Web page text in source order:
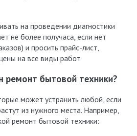
на проведении диагностики
не более получаса, если нет
и просить прайс-лист,
на все виды работ
ремонт бытовой техники?
может устранить любой, если
из нужного места. Например,
ремонт бытовой техники: